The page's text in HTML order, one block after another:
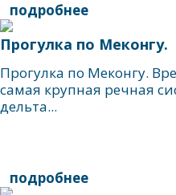
подробнее
Прогулка по Меконгу.
Прогулка по Меконгу.
самая крупная речная
дельта...
подробнее